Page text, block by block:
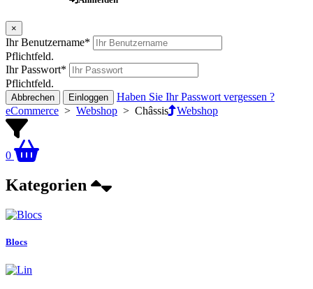
×
Ihr Benutzername*
Pflichtfeld.
Ihr Passwort*
Pflichtfeld.
Abbrechen Einloggen
Haben Sie Ihr Passwort vergessen ?
eCommerce > Webshop > Châssis Webshop
0
Kategorien
Blocs